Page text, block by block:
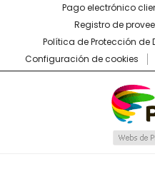
Pago electrónico
Registro de
Política de Protección de
Configuración de cookies